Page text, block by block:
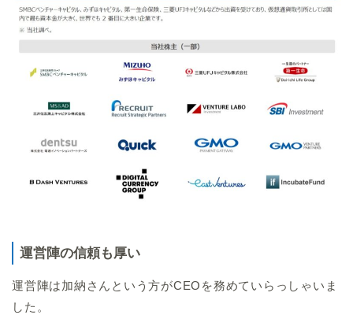
運営陣の信頼も厚い
運営陣は加納さんという方がCEOを務めていらっしゃいま
した。